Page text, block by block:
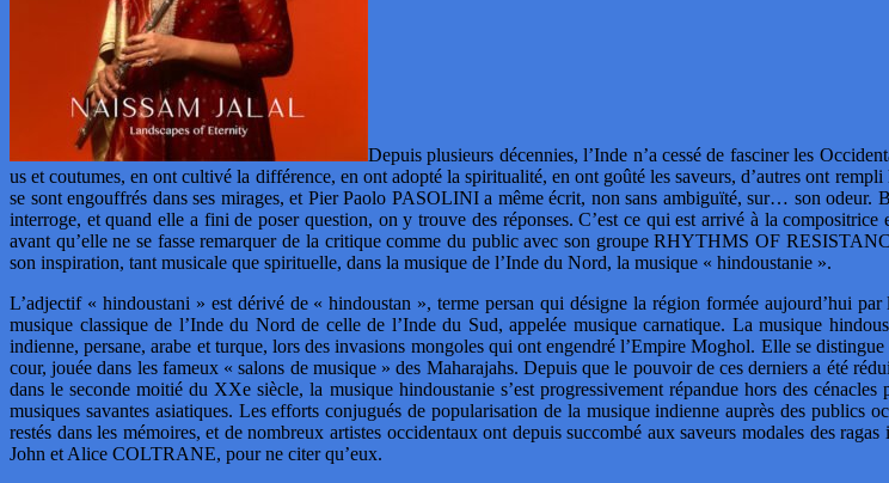
Depuis plusieurs décennies, l’Inde n’a cessé de fasciner les
us et coutumes, en ont cultivé la différence, en ont adopté la spiritualité, en ont goûté les saveurs, d’autres ont
se sont engouffrés dans ses mirages, et Pier Paolo PASOLINI a même écrit, non sans ambiguïté, sur… son
interroge, et quand elle a fini de poser question, on y trouve des réponses. C’est ce qui est arrivé à la
avant qu’elle ne se fasse remarquer de la critique comme du public avec son groupe RHYTHMS OF
son inspiration, tant musicale que spirituelle, dans la musique de l’Inde du Nord, la musique « hindoustanie ».
L’adjectif « hindoustani » est dérivé de « hindoustan », terme persan qui désigne la région formée aujourd’hui
musique classique de l’Inde du Nord de celle de l’Inde du Sud, appelée musique carnatique. La musique
indienne, persane, arabe et turque, lors des invasions mongoles qui ont engendré l’Empire Moghol. Elle se
cour, jouée dans les fameux « salons de musique » des Maharajahs. Depuis que le pouvoir de ces derniers a été
dans le seconde moitié du XXe siècle, la musique hindoustanie s’est progressivement répandue hors des
musiques savantes asiatiques. Les efforts conjugués de popularisation de la musique indienne auprès des
restés dans les mémoires, et de nombreux artistes occidentaux ont depuis succombé aux saveurs modales des
John et Alice COLTRANE, pour ne citer qu’eux.